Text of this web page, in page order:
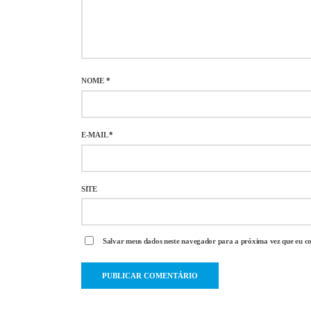
NOME *
E-MAIL*
SITE
Salvar meus dados neste navegador para a próxima vez que eu